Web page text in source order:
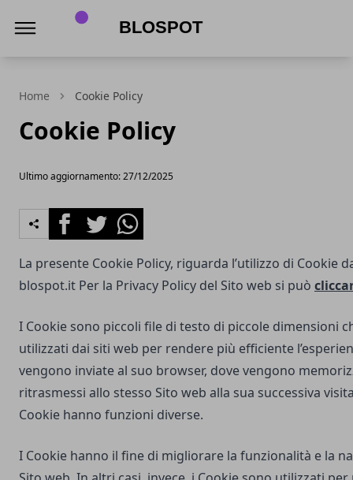
Home Cookie Policy
Cookie Policy
Ultimo aggiornamento: 27/12/2025
FacebookTwitterWhatsapp
La presente Cookie Policy, riguarda l’utilizzo di Cookie
blospot.it Per la Privacy Policy del Sito web si può
I Cookie sono piccoli file di testo di piccole dimensioni
utilizzati dai siti web per rendere più efficiente
vengono inviate al suo browser, dove vengono
ritrasmessi allo stesso Sito web alla sua successiva
Cookie hanno funzioni diverse.
I Cookie hanno il fine di migliorare la funzionalità e la